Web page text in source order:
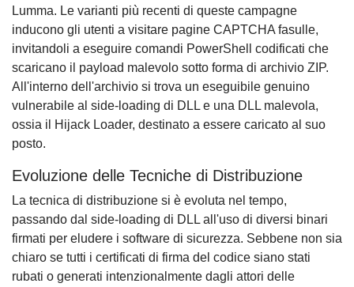
Lumma. Le varianti più recenti di queste campagne
inducono gli utenti a visitare pagine CAPTCHA fasulle,
invitandoli a eseguire comandi PowerShell codificati che
scaricano il payload malevolo sotto forma di archivio ZIP.
All'interno dell'archivio si trova un eseguibile genuino
vulnerabile al side-loading di DLL e una DLL malevola,
ossia il Hijack Loader, destinato a essere caricato al suo
posto.
Evoluzione delle Tecniche di Distribuzione
La tecnica di distribuzione si è evoluta nel tempo,
passando dal side-loading di DLL all'uso di diversi binari
firmati per eludere i software di sicurezza. Sebbene non sia
chiaro se tutti i certificati di firma del codice siano stati
rubati o generati intenzionalmente dagli attori delle